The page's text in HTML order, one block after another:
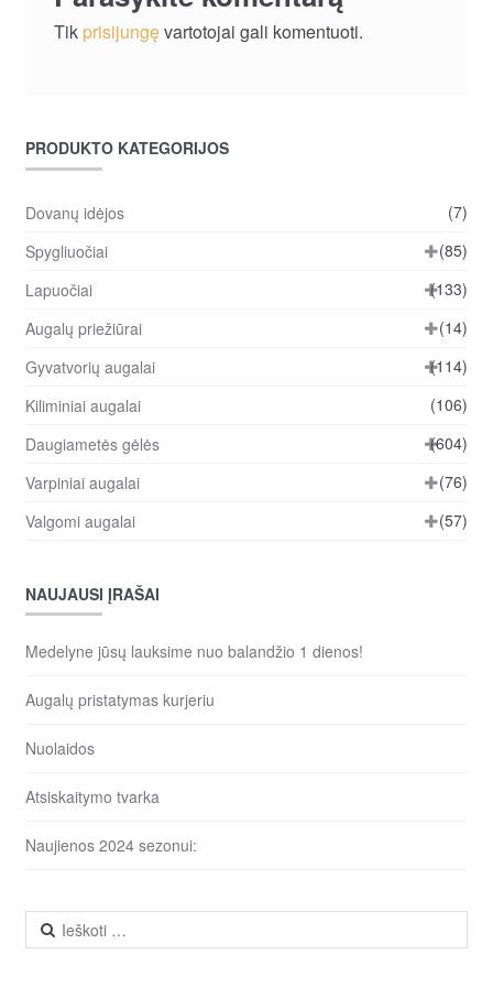
Tik prisijungęvartotojai gali komentuoti.
PRODUKTO KATEGORIJOS
Dovanų idėjos
(7)
Spygliuočiai
(85)
Lapuočiai
(133)
Augalų priežiūrai
(14)
Gyvatvorių augalai
(114)
Kiliminiai augalai
(106)
Daugiametės gėlės
(604)
Varpiniai augalai
(76)
Valgomi augalai
(57)
NAUJAUSI ĮRAŠAI
Medelyne jūsų lauksime nuo balandžio 1 dienos!
Augalų pristatymas kurjeriu
Nuolaidos
Atsiskaitymo tvarka
Naujienos 2024 sezonui:
Ieškoti: